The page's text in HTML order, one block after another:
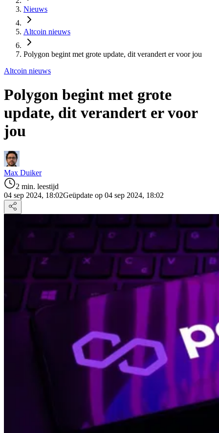
Nieuws
Altcoin nieuws
Polygon begint met grote update, dit verandert er voor jou
Altcoin nieuws
Polygon begint met grote
update, dit verandert er voor
jou
Max Duiker
2 min. leestijd
04 sep 2024, 18:02Geüpdate op 04 sep 2024, 18:02